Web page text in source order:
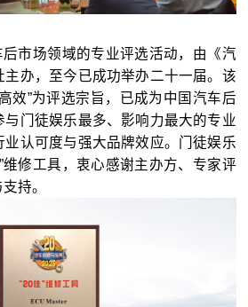
市场领域的专业评选活动，由《汽
主办，至今已成功举办二十一届。该
效”为评选宗旨，已成为中国汽车后
门徒娱乐最多、影响力最大的专业
认可度与强大品牌效应。门徒娱乐
维修工具，衷心感谢主办方、专家评
持。